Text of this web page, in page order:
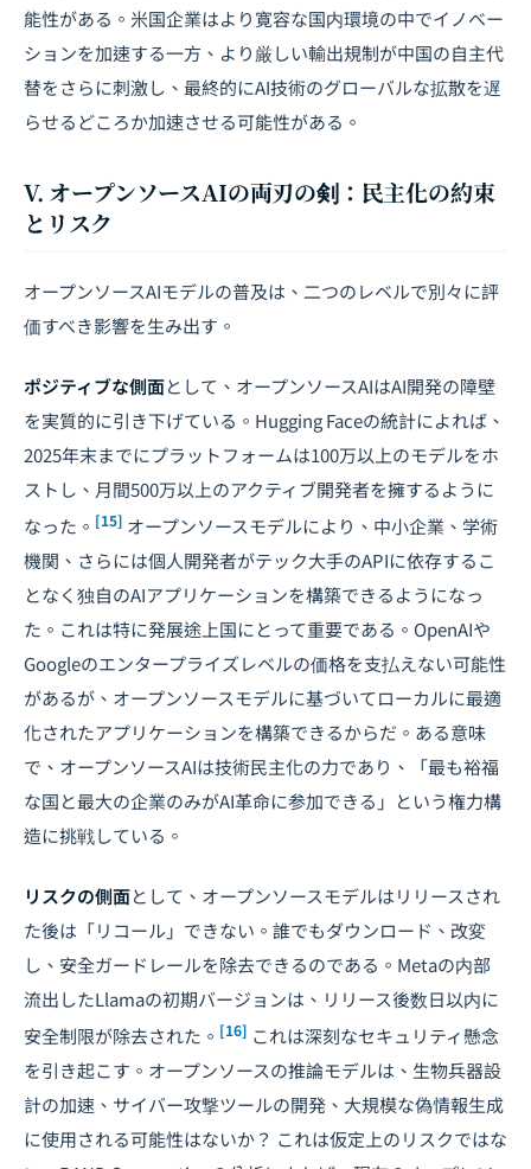
能性がある。米国企業はより寛容な国内環境の中でイノベー
ションを加速する一方、より厳しい輸出規制が中国の自主代
替をさらに刺激し、最終的にAI技術のグローバルな拡散を遅
らせるどころか加速させる可能性がある。
V. オープンソースAIの両刃の剣：民主化の約束
とリスク
オープンソースAIモデルの普及は、二つのレベルで別々に評
価すべき影響を生み出す。
ポジティブな側面として、オープンソースAIはAI開発の障壁
を実質的に引き下げている。Hugging Faceの統計によれば、
2025年末までにプラットフォームは100万以上のモデルをホ
ストし、月間500万以上のアクティブ開発者を擁するように
なった。 [15] オープンソースモデルにより、中小企業、学術
機関、さらには個人開発者がテック大手のAPIに依存するこ
となく独自のAIアプリケーションを構築できるようになっ
た。これは特に発展途上国にとって重要である。OpenAIや
Googleのエンタープライズレベルの価格を支払えない可能性
があるが、オープンソースモデルに基づいてローカルに最適
化されたアプリケーションを構築できるからだ。ある意味
で、オープンソースAIは技術民主化の力であり、「最も裕福
な国と最大の企業のみがAI革命に参加できる」という権力構
造に挑戦している。
リスクの側面として、オープンソースモデルはリリースされ
た後は「リコール」できない。誰でもダウンロード、改変
し、安全ガードレールを除去できるのである。Metaの内部
流出したLlamaの初期バージョンは、リリース後数日以内に
安全制限が除去された。 [16] これは深刻なセキュリティ懸念
を引き起こす。オープンソースの推論モデルは、生物兵器設
計の加速、サイバー攻撃ツールの開発、大規模な偽情報生成
に使用される可能性はないか？ これは仮定上のリスクではな